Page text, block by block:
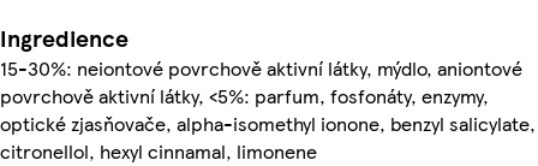
Ingredience
15-30%: neiontové povrchově aktivní látky, mýdlo, aniontové
povrchově aktivní látky, <5%: parfum, fosfonáty, enzymy,
optické zjasňovače, alpha-isomethyl ionone, benzyl salicylate,
citronellol, hexyl cinnamal, limonene